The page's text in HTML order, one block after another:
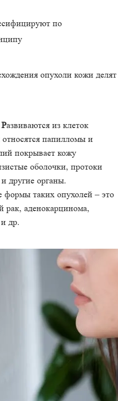
по
опухоли кожи делят
Развиваются из клеток
папилломы и
покрывает кожу
оболочки, протоки
другие органы.
формы таких опухолей – это
рак, аденокарцинома,
др.